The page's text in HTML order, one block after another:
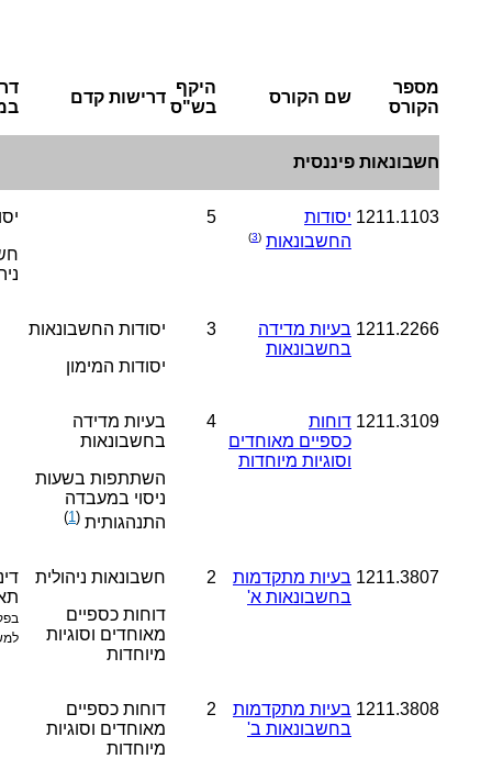
מספר
הקורס
שם הקורס
היקף
בש"ס
דרישות קדם
חשבונאות פיננסית
1211.1103 יסודות
החשבונאות (
3
)
5
1211.2266 בעיות מדידה
בחשבונאות
3
יסודות החשבונאות
יסודות המימון
1211.3109 דוחות
כספיים מאוחדים
וסוגיות מיוחדות
4
בעיות מדידה
בחשבונאות
השתתפות בשעות
ניסוי במעבדה
התנהגותית (
1
)
1211.3807 בעיות מתקדמות
בחשבונאות א'
2
חשבונאות ניהולית
דוחות כספיים
מאוחדים וסוגיות
מיוחדות
1211.3808 בעיות מתקדמות
בחשבונאות ב'
2
דוחות כספיים
מאוחדים וסוגיות
מיוחדות